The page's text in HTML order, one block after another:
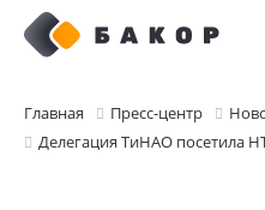
Главная Пресс-центр
Делегация ТиНАО посетила